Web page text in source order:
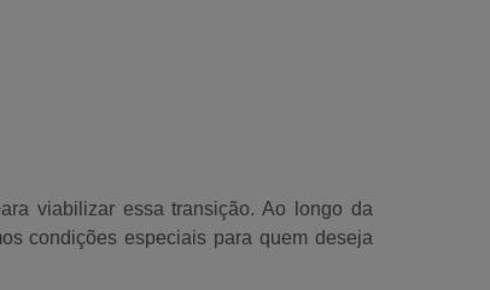
viabilizar essa transição. Ao longo da
condições especiais para quem deseja